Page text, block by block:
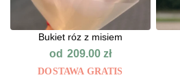
Bukiet róz z misiem
od 209.00 zł
DOSTAWA GRATIS